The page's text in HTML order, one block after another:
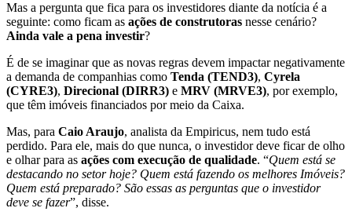
Mas a pergunta que fica para os investidores diante da notícia é a
seguinte: como ficam as ações de construtoras nesse cenário?
Ainda vale a pena investir?
É de se imaginar que as novas regras devem impactar negativamente
a demanda de companhias como Tenda (TEND3), Cyrela
(CYRE3), Direcional (DIRR3) e MRV (MRVE3), por exemplo,
que têm imóveis financiados por meio da Caixa.
Mas, para Caio Araujo, analista da Empiricus, nem tudo está
perdido. Para ele, mais do que nunca, o investidor deve ficar de olho
e olhar para as ações com execução de qualidade. “Quem está se
destacando no setor hoje? Quem está fazendo os melhores Imóveis?
Quem está preparado? São essas as perguntas que o investidor
deve se fazer”, disse.